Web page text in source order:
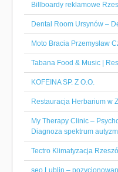
Billboardy reklamowe
Dental Room Ursynów –
Moto Bracia Przemysław
Tabana Food & Music |
KOFEINA SP. Z O.O.
Restauracja Herbarium w
My Therapy Clinic –
Diagnoza spektrum
Tectro Klimatyzacja
seo Lublin –